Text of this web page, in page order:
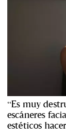
“Es muy
escáneres
estéticos